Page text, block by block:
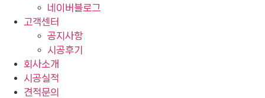
네이버블로그
고객센터
공지사항
시공후기
회사소개
시공실적
견적문의